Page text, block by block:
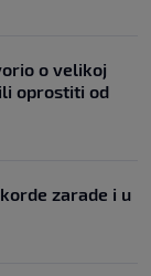
o velikoj
oprostiti od
zarade i u